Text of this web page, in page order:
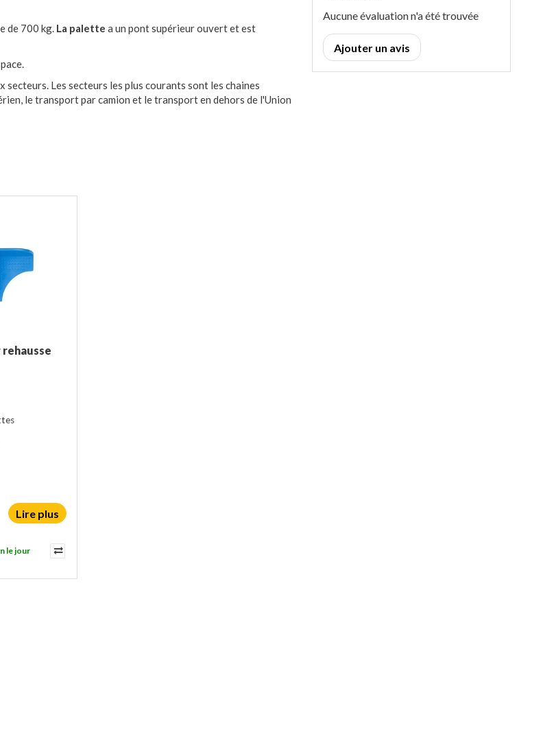
de 700 kg. La palette a un pont supérieur ouvert et est
Les secteurs les plus courants sont les chaines
le transport par camion et le transport en dehors de l'Union
Aucune évaluation n'a été trouvée
Ajouter un avis
Lire plus
le jour